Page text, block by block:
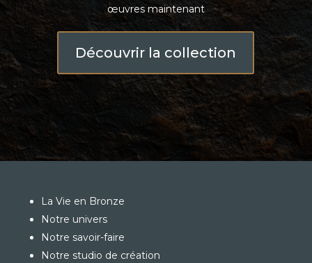
œuvres maintenant
Découvrir la collection
La Vie en Bronze
Notre univers
Notre savoir-faire
Notre studio de création